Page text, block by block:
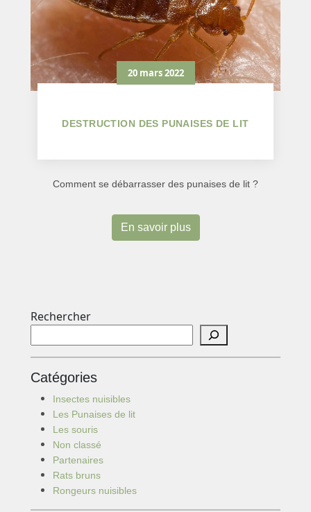
20 mars 2022
DESTRUCTION DES PUNAISES DE LIT
Comment se débarrasser des punaises de lit ?
En savoir plus
Rechercher
Catégories
Insectes nuisibles
Les Punaises de lit
Les souris
Non classé
Partenaires
Rats bruns
Rongeurs nuisibles